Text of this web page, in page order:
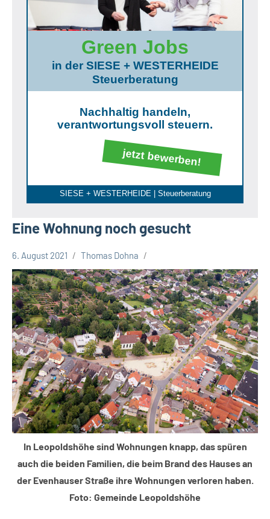
Green Jobs
in der SIESE + WESTERHEIDE
Steuerberatung
Nachhaltig handeln,
verantwortungsvoll steuern.
jetzt bewerben!
SIESE + WESTERHEIDE | Steuerberatung
Eine Wohnung noch gesucht
Thema
Themen
6. August 2021 Thomas Dohna
In Leopoldshöhe sind Wohnungen knapp, das spüren
auch die beiden Familien, die beim Brand des Hauses an
der Evenhauser Straße ihre Wohnungen verloren haben.
Foto: Gemeinde Leopoldshöhe